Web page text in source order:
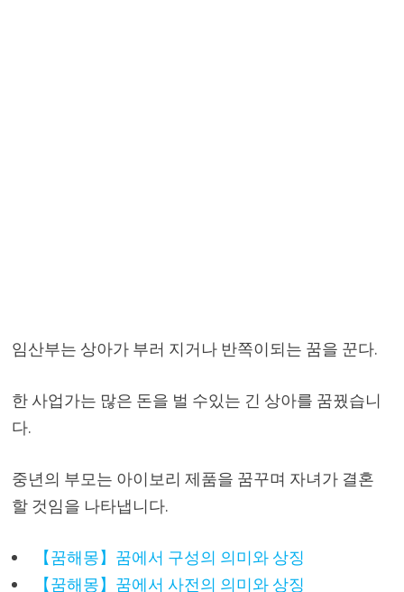
임산부는 상아가 부러 지거나 반쪽이되는 꿈을 꾼다.
한 사업가는 많은 돈을 벌 수있는 긴 상아를 꿈꿨습니
다.
중년의 부모는 아이보리 제품을 꿈꾸며 자녀가 결혼
할 것임을 나타냅니다.
【꿈해몽】꿈에서 구성의 의미와 상징
【꿈해몽】꿈에서 사전의 의미와 상징